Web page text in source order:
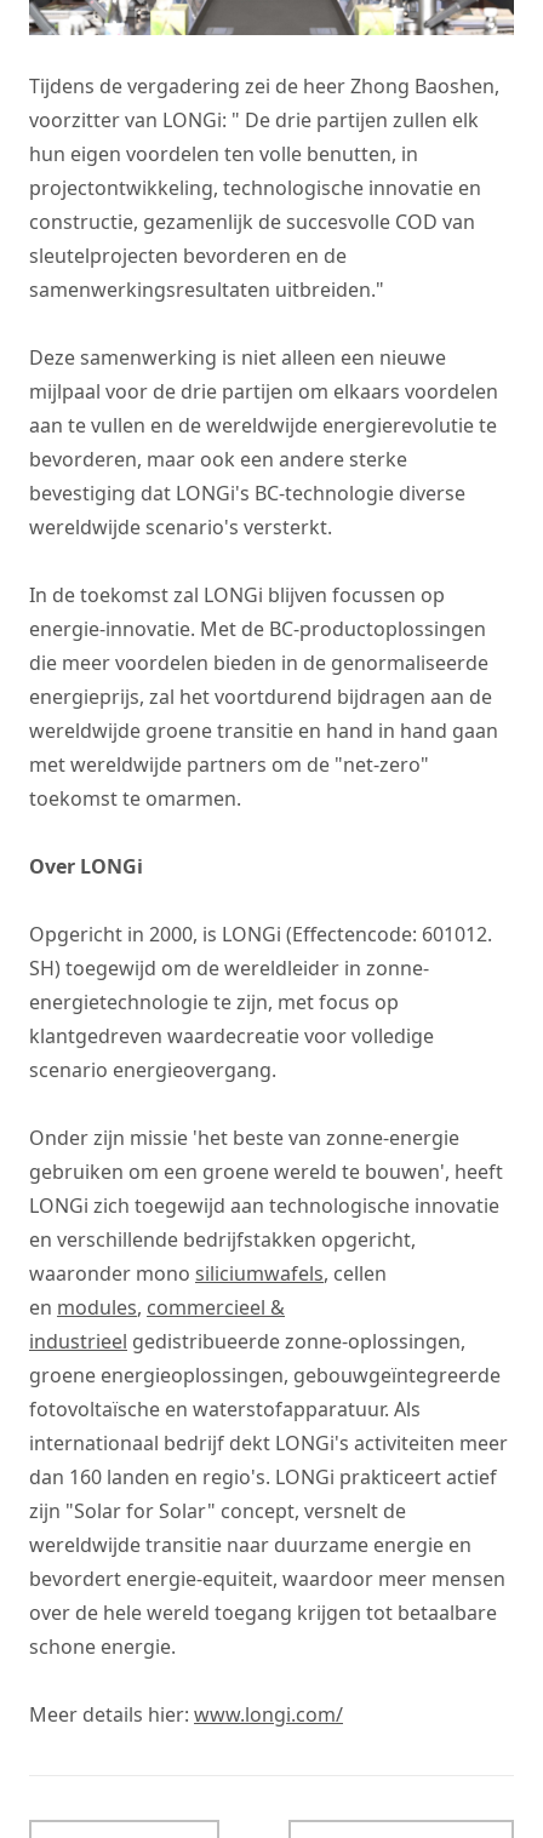
Tijdens de vergadering zei de heer Zhong Baoshen,
voorzitter van LONGi: " De drie partijen zullen elk
hun eigen voordelen ten volle benutten, in
projectontwikkeling, technologische innovatie en
constructie, gezamenlijk de succesvolle COD van
sleutelprojecten bevorderen en de
samenwerkingsresultaten uitbreiden."
Deze samenwerking is niet alleen een nieuwe
mijlpaal voor de drie partijen om elkaars voordelen
aan te vullen en de wereldwijde energierevolutie te
bevorderen, maar ook een andere sterke
bevestiging dat LONGi's BC-technologie diverse
wereldwijde scenario's versterkt.
In de toekomst zal LONGi blijven focussen op
energie-innovatie. Met de BC-productoplossingen
die meer voordelen bieden in de genormaliseerde
energieprijs, zal het voortdurend bijdragen aan de
wereldwijde groene transitie en hand in hand gaan
met wereldwijde partners om de "net-zero"
toekomst te omarmen.
Over LONGi
Opgericht in 2000, is LONGi (Effectencode: 601012.
SH) toegewijd om de wereldleider in zonne-
energietechnologie te zijn, met focus op
klantgedreven waardecreatie voor volledige
scenario energieovergang.
Onder zijn missie 'het beste van zonne-energie
gebruiken om een groene wereld te bouwen', heeft
LONGi zich toegewijd aan technologische innovatie
en verschillende bedrijfstakken opgericht,
waaronder mono siliciumwafels, cellen
en modules, commercieel &
industrieel gedistribueerde zonne-oplossingen,
groene energieoplossingen, gebouwgeïntegreerde
fotovoltaïsche en waterstofapparatuur. Als
internationaal bedrijf dekt LONGi's activiteiten meer
dan 160 landen en regio's. LONGi prakticeert actief
zijn "Solar for Solar" concept, versnelt de
wereldwijde transitie naar duurzame energie en
bevordert energie-equiteit, waardoor meer mensen
over de hele wereld toegang krijgen tot betaalbare
schone energie.
Meer details hier: www.longi.com/